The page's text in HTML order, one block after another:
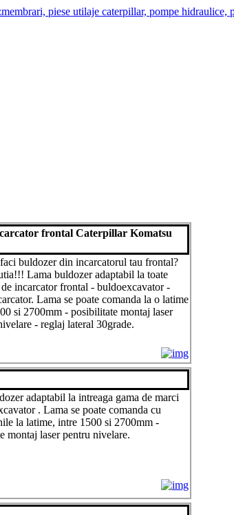
frontal Caterpillar Komatsu
buldozer din incarcatorul tau frontal?
Lama buldozer adaptabil la toate
incarcator frontal - buldoexcavator -
Lama se poate comanda la o latime
si 2700mm - posibilitate montaj laser
- reglaj lateral 30grade.
adaptabil la intreaga gama de marci
. Lama se poate comanda cu
la latime, intre 1500 si 2700mm -
montaj laser pentru nivelare.